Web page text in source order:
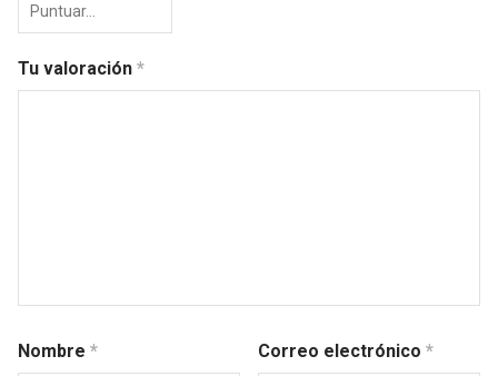
Tu valoración *
Nombre * Correo electrónico*